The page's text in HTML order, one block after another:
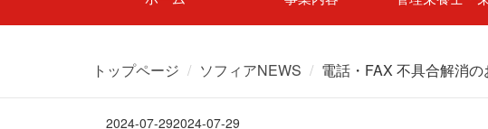
トップページ ソフィアNEWS 電話・FAX 不具合解消
2024-07-292024-07-29